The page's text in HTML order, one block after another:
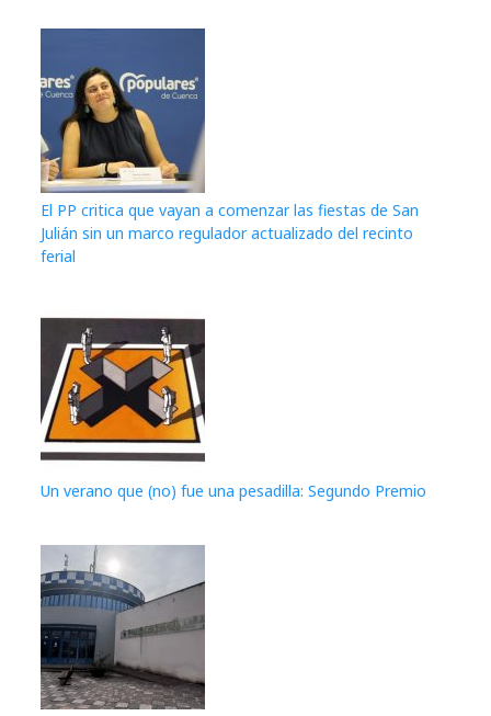
El PP critica que vayan a comenzar las fiestas de San
Julián sin un marco regulador actualizado del recinto
ferial
Un verano que (no) fue una pesadilla: Segundo Premio